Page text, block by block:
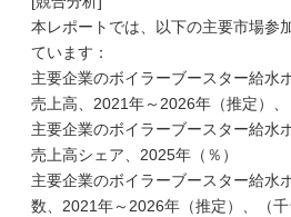
本レポートでは、以下の主要市場参
ています：
主要企業のボイラーブースター給水
売上高、2021年～2026年（推定）、
主要企業のボイラーブースター給水
売上高シェア、2025年（％）
主要企業のボイラーブースター給水
数、2021年～2026年（推定）、（千